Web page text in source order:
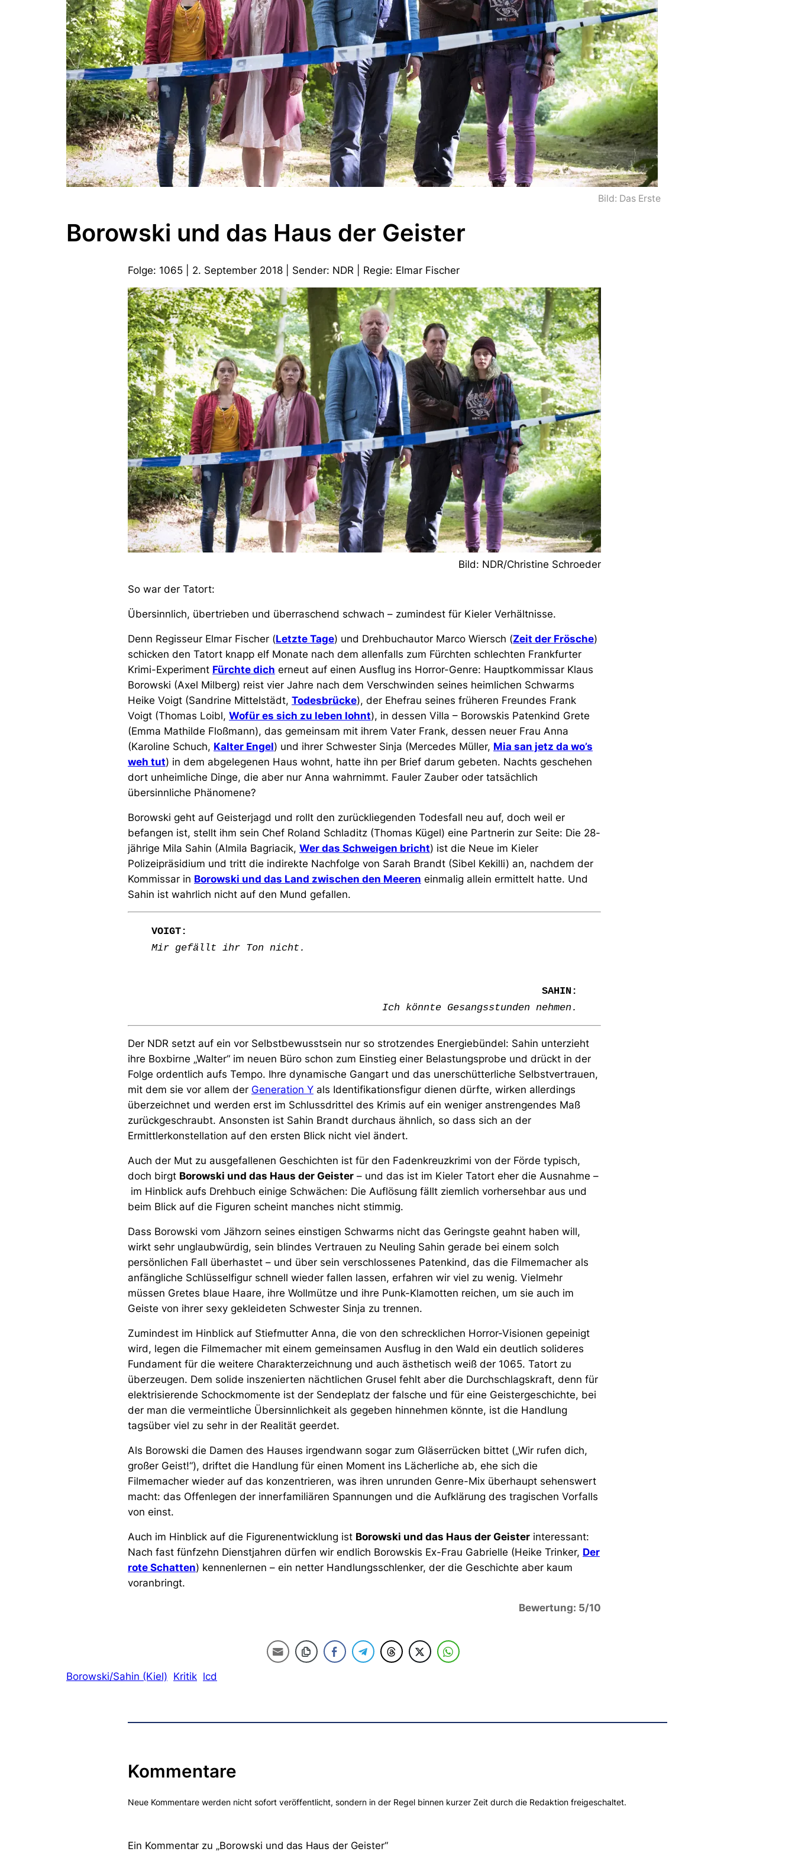
Bild: Das Erste
Borowski und das Haus der Geister
Folge: 1065 | 2. September 2018 | Sender: NDR | Regie: Elmar Fischer
Bild: NDR/Christine Schroeder
So war der Tatort:
Übersinnlich, übertrieben und überraschend schwach – zumindest für Kieler Verhältnisse.
Denn Regisseur Elmar Fischer (Letzte Tage) und Drehbuchautor Marco Wiersch (Zeit der Frösche)
schicken den Tatort knapp elf Monate nach dem allenfalls zum Fürchten schlechten Frankfurter
Krimi-Experiment Fürchte dich erneut auf einen Ausflug ins Horror-Genre: Hauptkommissar Klaus
Borowski (Axel Milberg) reist vier Jahre nach dem Verschwinden seines heimlichen Schwarms
Heike Voigt (Sandrine Mittelstädt, Todesbrücke), der Ehefrau seines früheren Freundes Frank
Voigt (Thomas Loibl, Wofür es sich zu leben lohnt), in dessen Villa – Borowskis Patenkind Grete
(Emma Mathilde Floßmann), das gemeinsam mit ihrem Vater Frank, dessen neuer Frau Anna
(Karoline Schuch, Kalter Engel) und ihrer Schwester Sinja (Mercedes Müller, Mia san jetz da wo’s
weh tut) in dem abgelegenen Haus wohnt, hatte ihn per Brief darum gebeten. Nachts geschehen
dort unheimliche Dinge, die aber nur Anna wahrnimmt. Fauler Zauber oder tatsächlich
übersinnliche Phänomene?
Borowski geht auf Geisterjagd und rollt den zurückliegenden Todesfall neu auf, doch weil er
befangen ist, stellt ihm sein Chef Roland Schladitz (Thomas Kügel) eine Partnerin zur Seite: Die 28-
jährige Mila Sahin (Almila Bagriacik, Wer das Schweigen bricht) ist die Neue im Kieler
Polizeipräsidium und tritt die indirekte Nachfolge von Sarah Brandt (Sibel Kekilli) an, nachdem der
Kommissar in Borowski und das Land zwischen den Meeren einmalig allein ermittelt hatte. Und
Sahin ist wahrlich nicht auf den Mund gefallen.
VOIGT:
Mir gefällt ihr Ton nicht.
SAHIN:
Ich könnte Gesangsstunden nehmen.
Der NDR setzt auf ein vor Selbstbewusstsein nur so strotzendes Energiebündel: Sahin unterzieht
ihre Boxbirne „Walter“ im neuen Büro schon zum Einstieg einer Belastungsprobe und drückt in der
Folge ordentlich aufs Tempo. Ihre dynamische Gangart und das unerschütterliche Selbstvertrauen,
mit dem sie vor allem der Generation Y als Identifikationsfigur dienen dürfte, wirken allerdings
überzeichnet und werden erst im Schlussdrittel des Krimis auf ein weniger anstrengendes Maß
zurückgeschraubt. Ansonsten ist Sahin Brandt durchaus ähnlich, so dass sich an der
Ermittlerkonstellation auf den ersten Blick nicht viel ändert.
Auch der Mut zu ausgefallenen Geschichten ist für den Fadenkreuzkrimi von der Förde typisch,
doch birgt Borowski und das Haus der Geister – und das ist im Kieler Tatort eher die Ausnahme –
im Hinblick aufs Drehbuch einige Schwächen: Die Auflösung fällt ziemlich vorhersehbar aus und
beim Blick auf die Figuren scheint manches nicht stimmig.
Dass Borowski vom Jähzorn seines einstigen Schwarms nicht das Geringste geahnt haben will,
wirkt sehr unglaubwürdig, sein blindes Vertrauen zu Neuling Sahin gerade bei einem solch
persönlichen Fall überhastet – und über sein verschlossenes Patenkind, das die Filmemacher als
anfängliche Schlüsselfigur schnell wieder fallen lassen, erfahren wir viel zu wenig. Vielmehr
müssen Gretes blaue Haare, ihre Wollmütze und ihre Punk-Klamotten reichen, um sie auch im
Geiste von ihrer sexy gekleideten Schwester Sinja zu trennen.
Zumindest im Hinblick auf Stiefmutter Anna, die von den schrecklichen Horror-Visionen gepeinigt
wird, legen die Filmemacher mit einem gemeinsamen Ausflug in den Wald ein deutlich solideres
Fundament für die weitere Charakterzeichnung und auch ästhetisch weiß der 1065. Tatort zu
überzeugen. Dem solide inszenierten nächtlichen Grusel fehlt aber die Durchschlagskraft, denn für
elektrisierende Schockmomente ist der Sendeplatz der falsche und für eine Geistergeschichte, bei
der man die vermeintliche Übersinnlichkeit als gegeben hinnehmen könnte, ist die Handlung
tagsüber viel zu sehr in der Realität geerdet.
Als Borowski die Damen des Hauses irgendwann sogar zum Gläserrücken bittet („Wir rufen dich,
großer Geist!“), driftet die Handlung für einen Moment ins Lächerliche ab, ehe sich die
Filmemacher wieder auf das konzentrieren, was ihren unrunden Genre-Mix überhaupt sehenswert
macht: das Offenlegen der innerfamiliären Spannungen und die Aufklärung des tragischen Vorfalls
von einst.
Auch im Hinblick auf die Figurenentwicklung ist Borowski und das Haus der Geister interessant:
Nach fast fünfzehn Dienstjahren dürfen wir endlich Borowskis Ex-Frau Gabrielle (Heike Trinker, Der
rote Schatten) kennenlernen – ein netter Handlungsschlenker, der die Geschichte aber kaum
voranbringt.
Bewertung: 5/10
Borowski/Sahin (Kiel) Kritik lcd
Kommentare
Neue Kommentare werden nicht sofort veröffentlicht, sondern in der Regel binnen kurzer Zeit durch die Redaktion freigeschaltet.
Ein Kommentar zu „Borowski und das Haus der Geister“